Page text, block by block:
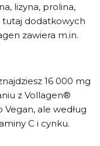
lizyna, prolina,
tutaj dodatkowych
zawiera m.in.
16 000 mg
z Vollagen®
Vegan, ale według
C i cynku.